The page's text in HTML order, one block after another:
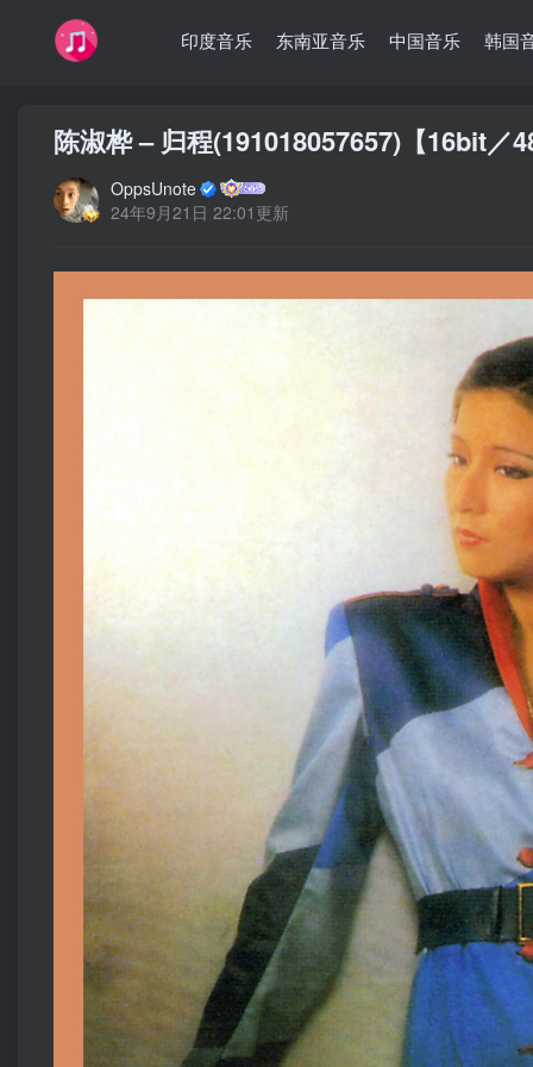
印度音乐 东南亚音乐 中国音乐 韩国
陈淑桦 – 归程(191018057657)【16bit／
OppsUnote
24年9月21日 22:01更新